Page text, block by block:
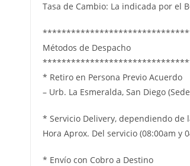
Tasa de Cambio: La indicada por el
Métodos de Despacho
* Retiro en Persona Previo Acuerdo
– Urb. La Esmeralda, San Diego
* Servicio Delivery, dependiendo de
Hora Aprox. Del servicio (08:00am y
* Envío con Cobro a Destino